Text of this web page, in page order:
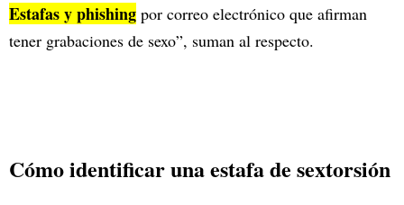
Estafas y phishing por correo electrónico que afirman
tener grabaciones de sexo”, suman al respecto.
Cómo identificar una estafa de sextorsión